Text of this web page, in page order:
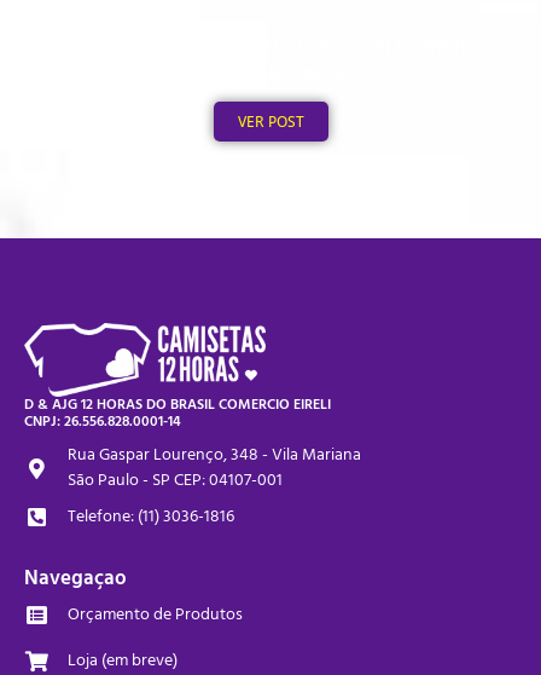
Publicado em: 1 de agosto de 2026
VER POST
D & AJG 12 HORAS DO BRASIL COMERCIO EIRELI
CNPJ: 26.556.828.0001-14
Rua Gaspar Lourenço, 348 - Vila Mariana
São Paulo - SP CEP: 04107-001
Telefone: (11) 3036-1816
Navegaçao
Orçamento de Produtos
Loja (em breve)